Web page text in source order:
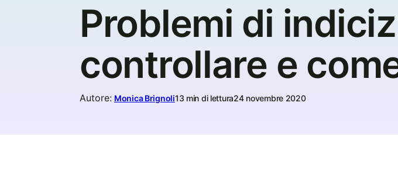
Problemi di
controllare e
Autore: Monica Brignoli13 min di lettura24 novembre 2020